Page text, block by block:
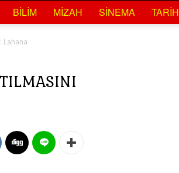
BILIM MIZAH SINEMA TARIH
Lahana